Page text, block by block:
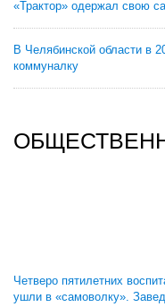
«Трактор» одержал свою
В Челябинской области в
коммуналку
Четверо пятилетних
ушли в «самоволку».